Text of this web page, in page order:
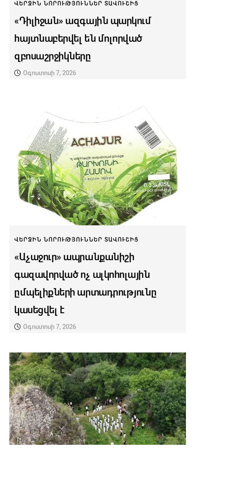
ՎԵՐՋԻՆ ՆՈՐՈՒԹՅՈՒՆՆԵՐ ՏԱՎՈՒՇԻՑ
«Դիլիջան» ազգային պարկում
հայտնաբերվել են մոլորված
զբոսաշրջիկները
Օգոստոսի 7, 2026
ՎԵՐՋԻՆ ՆՈՐՈՒԹՅՈՒՆՆԵՐ ՏԱՎՈՒՇԻՑ
«Աչաջուր» ապրանքանիշի
գազավորված ոչ ալկոհոլային
ըմպելիքների արտադրությունը
կասեցվել է
Օգոստոսի 7, 2026